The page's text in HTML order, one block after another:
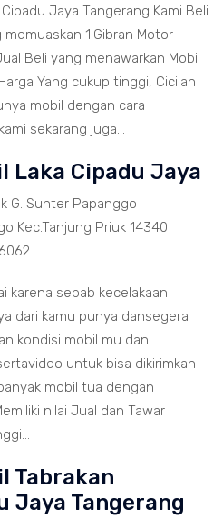
Jaya Tangerang Kami Beli
1.Gibran Motor -
Beli yang menawarkan Mobil
Yang cukup tinggi, Cicilan
mobil dengan cara
sekarang juga...
Laka Cipadu Jaya
G. Sunter Papanggo
Kec.Tanjung Priuk 14340
karena sebab kecelakaan
dari kamu punya dansegera
kondisi mobil mu dan
untuk bisa dikirimkan
mobil tua dengan
nilai Jual dan Tawar
Tabrakan
Jaya Tangerang